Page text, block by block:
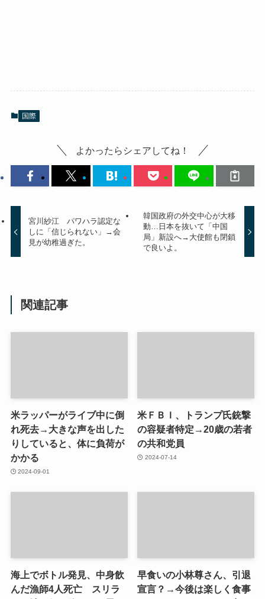
国際
よかったらシェアしてね！
宮川紗江 パワハラ認定な
しに「信じられない」→会
見が幼稚過ぎた。
韓国政府の外交中心が大移
動…日本を抜いて「中国
局」新設へ→大使館も閉鎖
で良いよ。
関連記事
米ラッパーがライブ中に倒
れ死去→大きな声を出した
りしていると、体に負荷が
かかる
2024-09-01
米ＦＢＩ、トランプ氏銃撃
の容疑者特定→20歳の若者
の共和党員
2024-07-14
海上でボトル発見、中身飲
んだ漁師4人死亡 スリラ
早食いの小林尊さん、引退
宣言？→今後は楽しく食事